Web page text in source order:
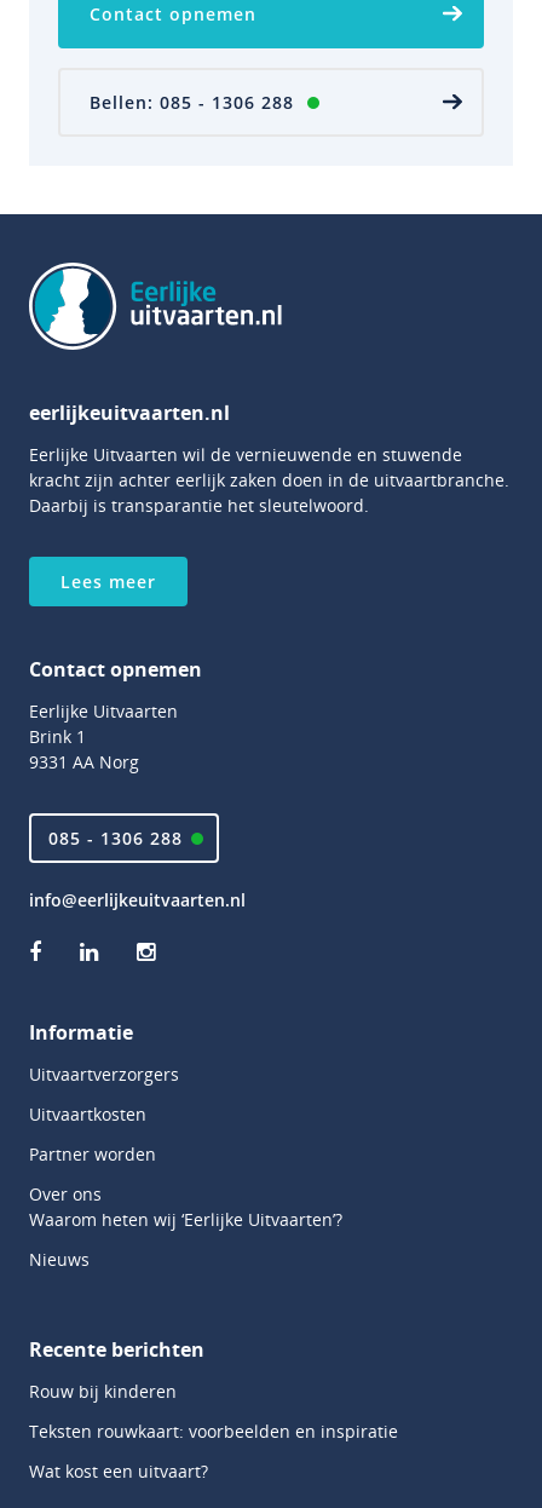
Contact opnemen
Bellen: 085 - 1306 288
eerlijkeuitvaarten.nl
Eerlijke Uitvaarten wil de vernieuwende en stuwende
kracht zijn achter eerlijk zaken doen in de uitvaartbranche.
Daarbij is transparantie het sleutelwoord.
Lees meer
Informatie
Uitvaartverzorgers
Uitvaartkosten
Partner worden
Over ons
Waarom heten wij ‘Eerlijke Uitvaarten’?
Nieuws
Recente berichten
Rouw bij kinderen
Teksten rouwkaart: voorbeelden en inspiratie
Wat kost een uitvaart?
Contact opnemen
Eerlijke Uitvaarten
Brink 1
9331 AA Norg
085 - 1306 288
info@eerlijkeuitvaarten.nl